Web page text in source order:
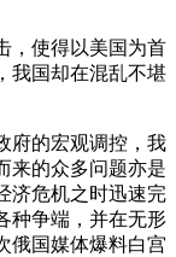
使得以美国为首
我国却在混乱不堪
的宏观调控，我
来的众多问题亦是
济危机之时迅速完
种争端，并在无形
俄国媒体爆料白宫